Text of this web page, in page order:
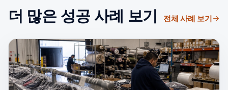
더 많은 성공 사례 보기 전체 사례 보기